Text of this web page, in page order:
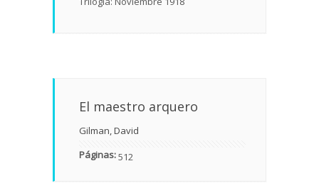
El maestro arquero
Gilman, David
Páginas:512